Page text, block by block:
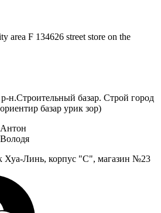
area F 134626 street store on the
н.Строительный базар. Строй город
базар урик зор)
Хуа-Линь, корпус "С", магазин №23